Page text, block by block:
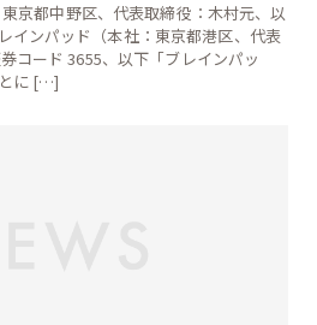
京都中野区、代表取締役：木村元、以
インパッド（本社：東京都港区、代表
コード 3655、以下「ブレインパッ
に […]